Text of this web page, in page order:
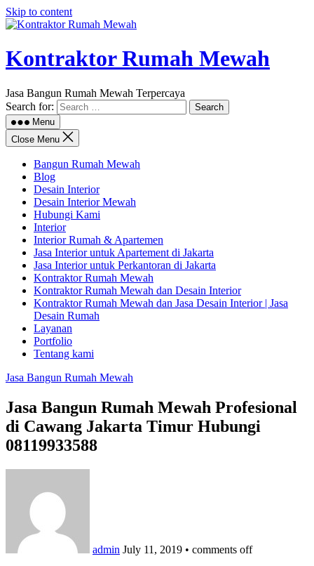
Skip to content
Kontraktor Rumah Mewah
Jasa Bangun Rumah Mewah Terpercaya
Search for:
Menu
Close Menu
Bangun Rumah Mewah
Blog
Desain Interior
Desain Interior Mewah
Hubungi Kami
Interior
Interior Rumah & Apartemen
Jasa Interior untuk Apartement di Jakarta
Jasa Interior untuk Perkantoran di Jakarta
Kontraktor Rumah Mewah
Kontraktor Rumah Mewah dan Desain Interior
Kontraktor Rumah Mewah dan Jasa Desain Interior | Jasa
Desain Rumah
Layanan
Portfolio
Tentang kami
Jasa Bangun Rumah Mewah
Jasa Bangun Rumah Mewah Profesional
di Cawang Jakarta Timur Hubungi
08119933588
admin July 11, 2019 • comments off